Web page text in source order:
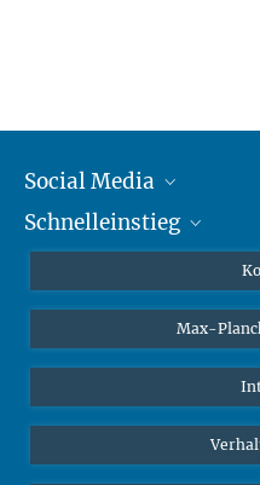
Social Media
Mastodon
Schnelleinstieg
Schüler*innen
Öffentlichkeit
Alumnae | Alumni
Max-